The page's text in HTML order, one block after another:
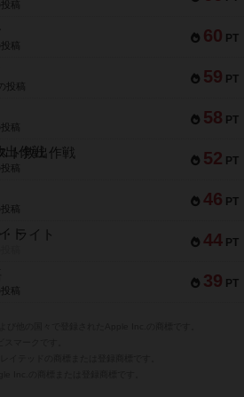
稿
60 PT
稿
59 PT
投稿
58 PT
稿
52 PT
ト救出作戦
稿
46 PT
稿
44 PT
ライト
39 PT
稿